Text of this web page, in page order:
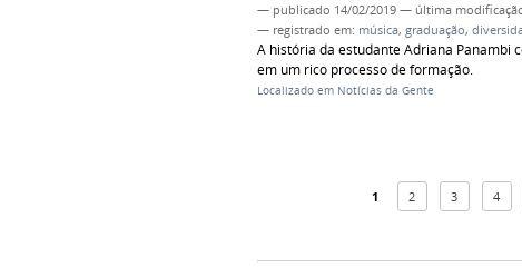
— publicado 14/02/2019 — última
— registrado em: música, graduação,
A história da estudante Adriana Panambi
em um rico processo de formação.
Localizado em Notícias da Gente
1 2 3 4